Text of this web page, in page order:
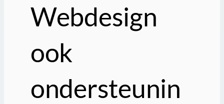
Webdesign
ook
ondersteunin